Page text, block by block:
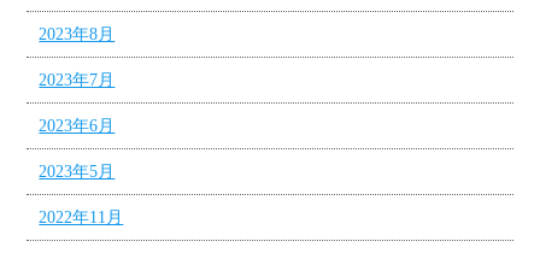
2023年8月
2023年7月
2023年6月
2023年5月
2022年11月